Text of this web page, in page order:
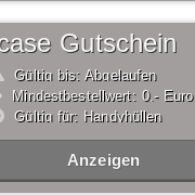
Gutschein
Gültig bis: Abgelaufen
Mindestbestellwert: 0,- Euro
Gültig für: Handyhüllen
Anzeigen